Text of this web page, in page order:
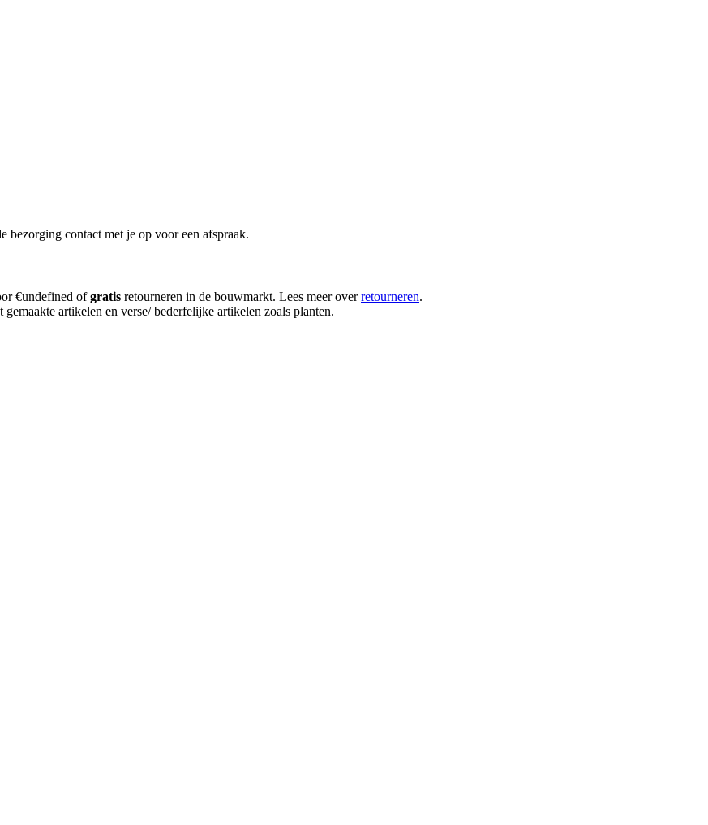
bezorging contact met je op voor een afspraak.
€undefined ofgratis retourneren in de bouwmarkt. Lees meer overretourneren.
artikelen en verse/ bederfelijke artikelen zoals planten.